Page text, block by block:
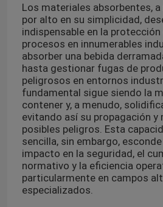
Los materiales absorbentes,
por alto en su simplicidad,
indispensable en la
procesos en innumerables
absorber una bebida
hasta gestionar fugas de
peligrosos en entornos
fundamental sigue siendo la
contener y, a menudo,
evitando así su propagación
posibles peligros. Esta
sencilla, sin embargo,
impacto en la seguridad, el
normativo y la eficiencia
particularmente en campos
especializados.